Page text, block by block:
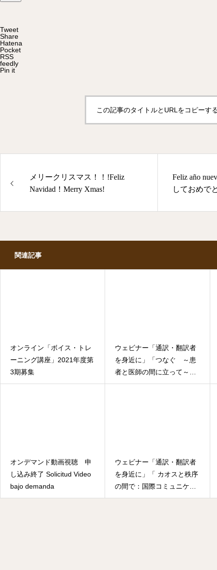
Tweet
Share
Hatena
Pocket
RSS
feedly
Pin it
この記事のタイトルとURLをコピーす
メリークリスマス！！!Feliz
Navidad！Merry Xmas!
Feliz año
しておめで
関連記事
オンライン「ボイス・トレ
ーニング講座」2021年度第
3期募集
ウェビナー「通訳・翻訳者
を身近に」「つなぐ ～患
者と医師の間に立って～」
“Ser el puente entre
オンデマンド動画視聴 申
し込み終了 Solicitud Video
bajo demanda
ウェビナー「通訳・翻訳者
を身近に」「 カオスと秩序
の間で：国際コミュニケー
ションにおける通訳者の役